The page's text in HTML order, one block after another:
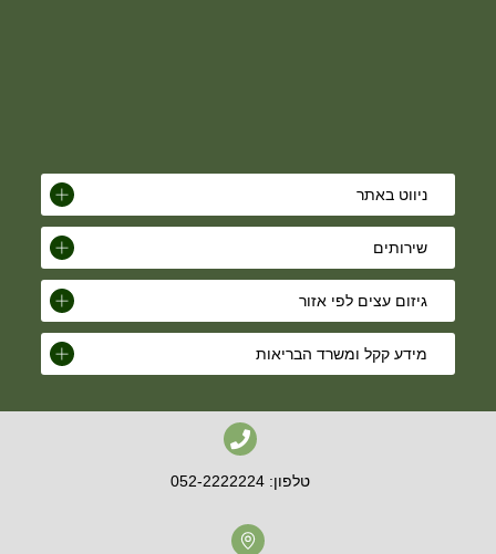
ניווט באתר
שירותים
גיזום עצים לפי אזור
מידע קקל ומשרד הבריאות
טלפון: 052-2222224